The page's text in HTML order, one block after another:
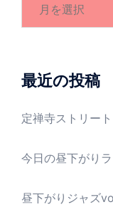
ブ
最近の投稿
定禅寺ストリー
今日の昼下がり
昼下がりジャズ